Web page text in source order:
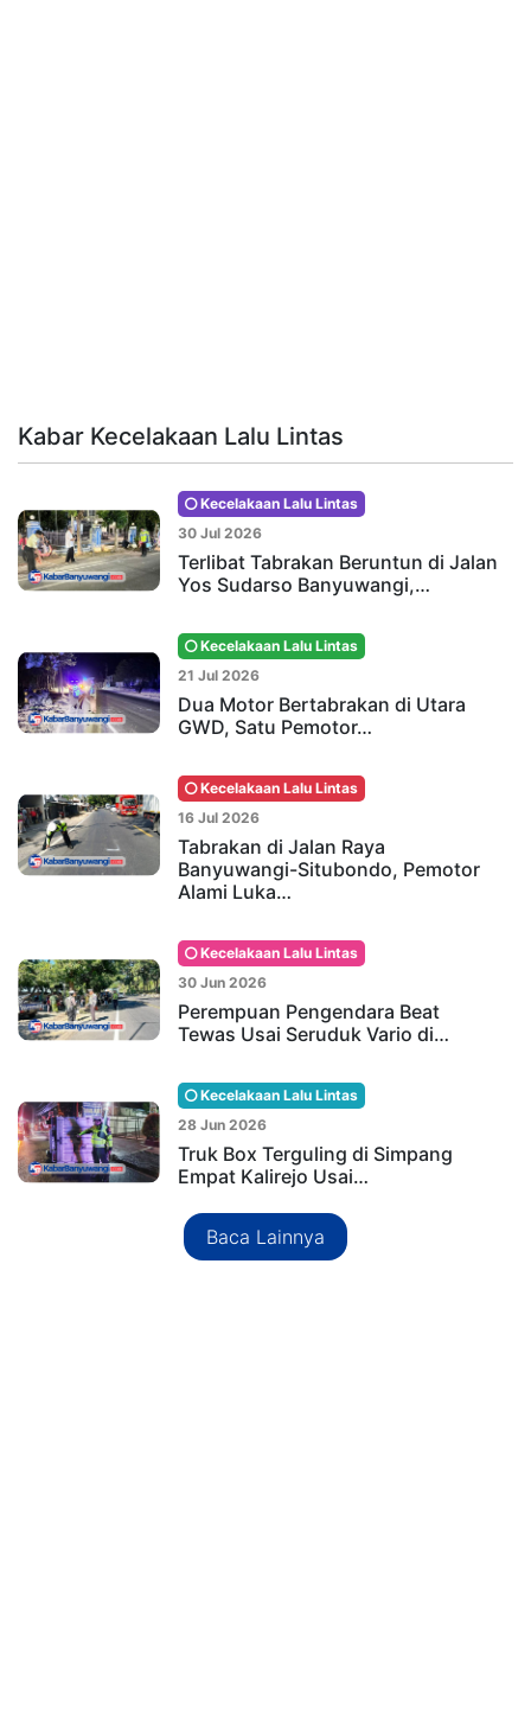
Kabar Kecelakaan Lalu Lintas
Kecelakaan Lalu Lintas
30 Jul 2026
Terlibat Tabrakan Beruntun di Jalan
Yos Sudarso Banyuwangi,…
Kecelakaan Lalu Lintas
21 Jul 2026
Dua Motor Bertabrakan di Utara
GWD, Satu Pemotor…
Kecelakaan Lalu Lintas
16 Jul 2026
Tabrakan di Jalan Raya
Banyuwangi-Situbondo, Pemotor
Alami Luka…
Kecelakaan Lalu Lintas
30 Jun 2026
Perempuan Pengendara Beat
Tewas Usai Seruduk Vario di…
Kecelakaan Lalu Lintas
28 Jun 2026
Truk Box Terguling di Simpang
Empat Kalirejo Usai…
Baca Lainnya